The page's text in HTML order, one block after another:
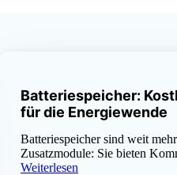
Batteriespeicher:
für die Energiewende
Batteriespeicher sind weit
Zusatzmodule: Sie bieten
Weiterlesen